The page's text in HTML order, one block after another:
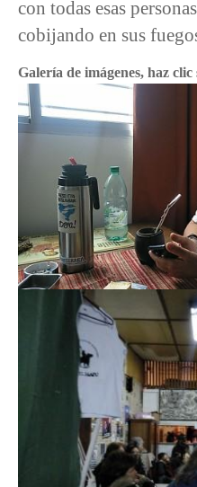
con todas esas
cobijando en sus
Galería de imágenes, haz